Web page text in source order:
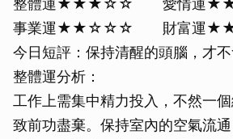
事業運★★☆☆☆ 財富運
今日短評：保持清醒的頭腦，才不
整體運分析：
工作上需集中精力投入，不然一
致前功盡棄。保持室內的空氣流